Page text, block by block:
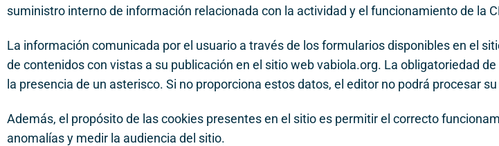
suministro interno de información relacionada con la actividad y el funcionamiento de la
La información comunicada por el usuario a través de los formularios disponibles en el
de contenidos con vistas a su publicación en el sitio web vabiola.org. La obligatoriedad
la presencia de un asterisco. Si no proporciona estos datos, el editor no podrá procesar
Además, el propósito de las cookies presentes en el sitio es permitir el correcto
anomalías y medir la audiencia del sitio.